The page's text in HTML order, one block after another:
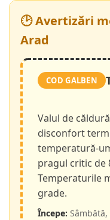
🕑 Avertizări
Arad
COD GALBEN
Valul de
disconfort
temperatură-
pragul critic de
Temperaturile
grade.
Începe: